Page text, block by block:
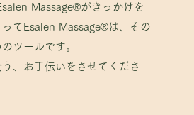
てEsalen Massage®は、その
Massage®がきっかけを
ってEsalen Massage®は、その
ツールです。
、お手伝いをさせてくださ